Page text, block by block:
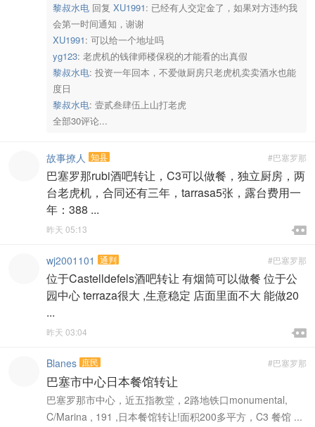
黎叔水电 回复 XU1991: 已经有人交定金了，如果对方违约我
会第一时间通知，谢谢
XU1991: 可以给一个地址吗
yg123: 老虎机的钱律师楼保税的才能看的出真假
黎叔水电: 投资一年回本，不爱做厨房只老虎机卖卖酒水也能
度日
黎叔水电: 壹贰叁肆伍上山打老虎
全部30评论...
#巴塞罗那
故事撩人 知县
巴塞罗那rubi酒吧转让，C3可以做餐，独立厨房，两
台老虎机，合同还有三年，tarrasa5张，露台费用一
年：388 ...

昨天 05:13 
#巴塞罗那
wj2001101 通判
位于Castelldefels酒吧转让 有烟筒可以做餐 位于公
园中心 terraza很大 ,生意稳定 店面里面不大 能做20
...

昨天 03:04 
#巴塞罗那
Blanes 庶民
巴塞市中心日本餐馆转让
巴塞罗那市中心，近五指教堂，2路地铁口monumental,
C/Marina , 191 ,日本餐馆转让!面积200多平方，C3 餐馆 ...